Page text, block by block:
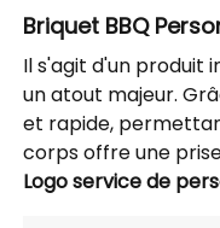
Briquet BBQ
Il s'agit d'un produit
un atout majeur.
et rapide,
corps offre une
Logoservice de